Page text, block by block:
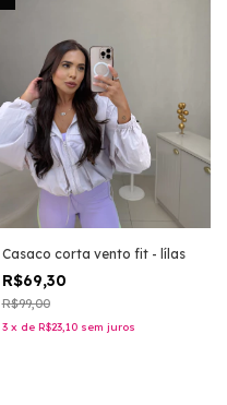
Casaco corta vento fit - lílas
R$69,30
R$99,00
3 x de R$23,10 sem juros